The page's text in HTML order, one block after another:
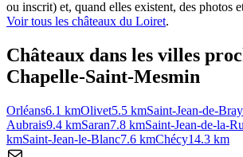
ou inscrit) et, quand elles existent, des photos
Voir tous les châteaux du Loiret.
Châteaux dans les villes
Chapelle-Saint-Mesmin
Orléans6.1 kmOlivet5.5 kmSaint-Jean-de-
Aubrais9.4 kmSaran7.8 kmSaint-Jean-de-la-
kmSaint-Jean-le-Blanc7.6 kmChécy14.3 km